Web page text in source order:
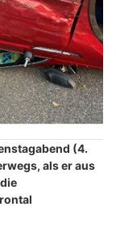
(4.
als er aus